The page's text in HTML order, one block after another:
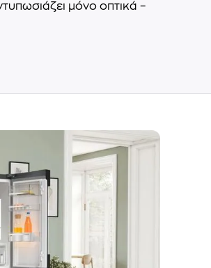
μόνο οπτικά –